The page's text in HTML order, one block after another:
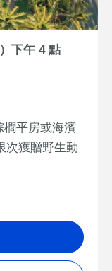
下午 4 點
櫚平房或海濱
次獲贈野生動